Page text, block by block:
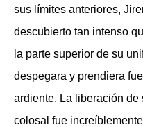
sus límites anteriores,
descubierto tan intenso
la parte superior de su
despegara y prendiera
ardiente. La liberación
colosal fue